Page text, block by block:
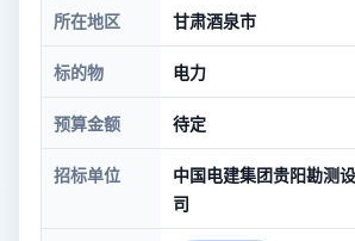
所在地区 甘肃酒泉市
标的物 电力
预算金额 待定
招标单位
中国电建集团贵阳勘测
司